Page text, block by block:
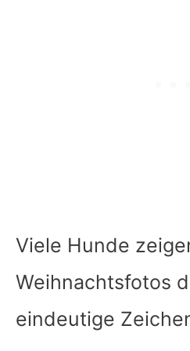
Viele Hunde
Weihnachtsfotos
eindeutige